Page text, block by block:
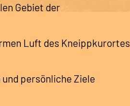
Gebiet der
Luft des Kneippkurortes
persönliche Ziele